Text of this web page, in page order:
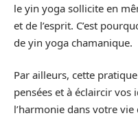
le yin yoga sollicite en
et de l’esprit. C’est
de yin yoga chamanique.
Par ailleurs, cette
pensées et à éclaircir vos
l’harmonie dans votre